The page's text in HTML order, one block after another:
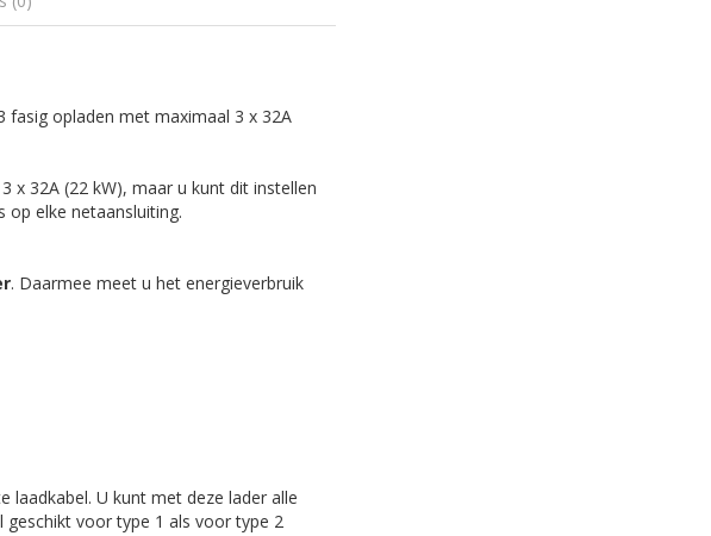
fasig opladen met maximaal 3 x 32A
x 32A (22 kW), maar u kunt dit instellen
op elke netaansluiting.
. Daarmee meet u het energieverbruik
laadkabel. U kunt met deze lader alle
voor type 1 als voor type 2